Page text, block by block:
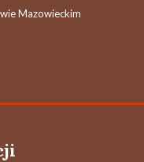
Mazowieckim